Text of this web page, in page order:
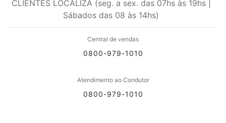
CLIENTES LOCALIZA (seg. a sex. das 07hs às 19hs |
Sábados das 08 às 14hs)
Central de vendas
0800-979-1010
Atendimento ao Condutor
0800-979-1010